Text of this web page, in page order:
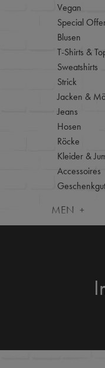
Vegan
Special
Blusen
T-Shirts &
Sweatshirts
Strick
Jacken &
Jeans
Hosen
Röcke
Kleider &
Accessoires
MEN